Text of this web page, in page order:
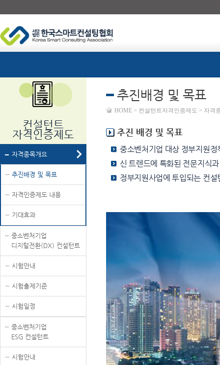
컨설턴트
자격인증제도
자격종목개요
추진배경 및 목표
자격인증제도 내용
기대효과
중소벤처기업
디지털전환(DX) 컨설턴트
시험안내
시험출제기준
시험일정
중소벤처기업
ESG 컨설턴트
시험안내
추진배경 및 목표
HOME > 컨설턴트자격인증제도 > 자격
추진 배경 및 목표
중소벤처기업 대상 정부지원
신 트렌드에 특화된 전문지식
정부지원사업에 투입되는 컨